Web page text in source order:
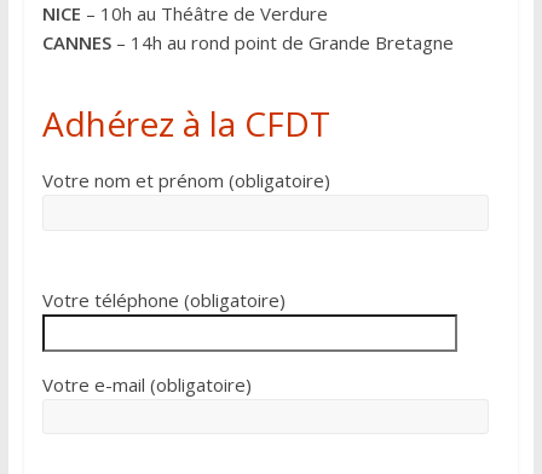
NICE – 10h au Théâtre de Verdure
CANNES– 14h au rond point de Grande Bretagne
Adhérez à la CFDT
Votre nom et prénom (obligatoire)
Votre téléphone (obligatoire)
Votre e-mail (obligatoire)